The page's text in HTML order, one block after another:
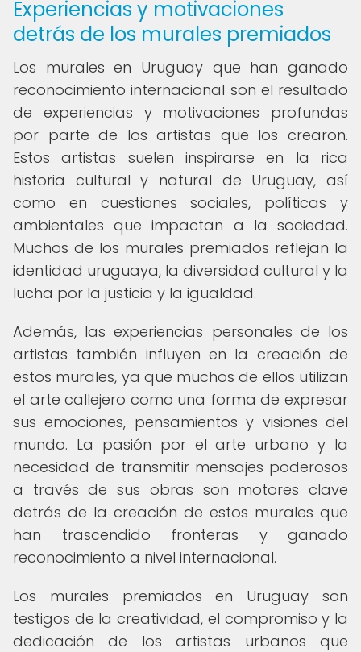
Experiencias y motivaciones
detrás de los murales premiados
Los murales en Uruguay que han ganado
reconocimiento internacional son el resultado
de experiencias y motivaciones profundas
por parte de los artistas que los crearon.
Estos artistas suelen inspirarse en la rica
historia cultural y natural de Uruguay, así
como en cuestiones sociales, políticas y
ambientales que impactan a la sociedad.
Muchos de los murales premiados reflejan la
identidad uruguaya, la diversidad cultural y la
lucha por la justicia y la igualdad.
Además, las experiencias personales de los
artistas también influyen en la creación de
estos murales, ya que muchos de ellos utilizan
el arte callejero como una forma de expresar
sus emociones, pensamientos y visiones del
mundo. La pasión por el arte urbano y la
necesidad de transmitir mensajes poderosos
a través de sus obras son motores clave
detrás de la creación de estos murales que
han trascendido fronteras y ganado
reconocimiento a nivel internacional.
Los murales premiados en Uruguay son
testigos de la creatividad, el compromiso y la
dedicación de los artistas urbanos que